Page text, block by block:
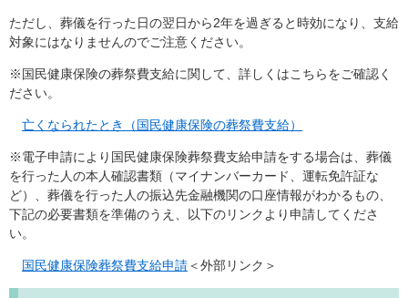
ただし、葬儀を行った日の翌日から2年を過ぎると時効になり、支給
対象にはなりませんのでご注意ください。
※国民健康保険の葬祭費支給に関して、詳しくはこちらをご確認く
ださい。
亡くなられたとき（国民健康保険の葬祭費支給）
※電子申請により国民健康保険葬祭費支給申請をする場合は、葬儀
を行った人の本人確認書類（マイナンバーカード、運転免許証な
ど）、葬儀を行った人の振込先金融機関の口座情報がわかるもの、
下記の必要書類を準備のうえ、以下のリンクより申請してくださ
い。
国民健康保険葬祭費支給申請＜外部リンク＞